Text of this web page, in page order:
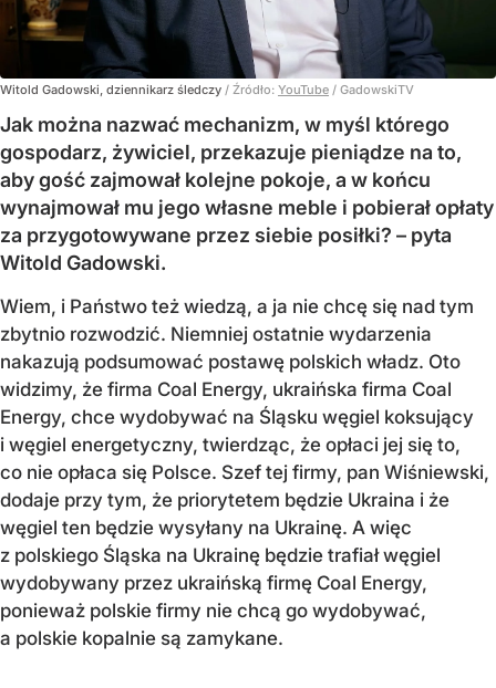
Witold Gadowski, dziennikarz śledczy / Źródło: YouTube / GadowskiTV
Jak można nazwać mechanizm, w myśl którego
gospodarz, żywiciel, przekazuje pieniądze na to,
aby gość zajmował kolejne pokoje, a w końcu
wynajmował mu jego własne meble i pobierał opłaty
za przygotowywane przez siebie posiłki? – pyta
Witold Gadowski.
Wiem, i Państwo też wiedzą, a ja nie chcę się nad tym
zbytnio rozwodzić. Niemniej ostatnie wydarzenia
nakazują podsumować postawę polskich władz. Oto
widzimy, że firma Coal Energy, ukraińska firma Coal
Energy, chce wydobywać na Śląsku węgiel koksujący
i węgiel energetyczny, twierdząc, że opłaci jej się to,
co nie opłaca się Polsce. Szef tej firmy, pan Wiśniewski,
dodaje przy tym, że priorytetem będzie Ukraina i że
węgiel ten będzie wysyłany na Ukrainę. A więc
z polskiego Śląska na Ukrainę będzie trafiał węgiel
wydobywany przez ukraińską firmę Coal Energy,
ponieważ polskie firmy nie chcą go wydobywać,
a polskie kopalnie są zamykane.